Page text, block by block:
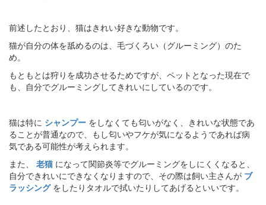
前述したとおり、猫はきれい好きな動物です。
猫が自分の体を舐めるのは、毛づくろい（グルーミング）のた
め。
もともとは狩りを成功させるためですが、ペットとなった現在で
も、自分でグルーミングしてきれいにしているのです。
猫は特に シャンプー をしなくても匂いがなく、きれいな状態であ
ることが普通なので、もし匂いやフケが気になるようであれば病
気である可能性が考えられます。
また、 老猫 になって関節炎等でグルーミングをしにくくなると、
自分できれいにできなくなりますので、その際は飼い主さんが ブ
ラッシング をしたりタオルで拭いたりしてあげるといいです。